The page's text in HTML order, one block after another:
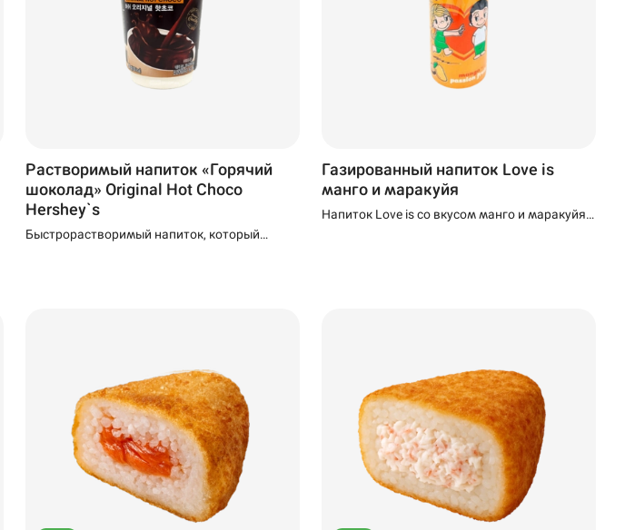
Растворимый напиток «Горячий
шоколад» Original Hot Choco
Hershey`s
Быстрорастворимый напиток, который
Газированный напиток Love is
манго и маракуйя
Напиток Love is со вкусом манго и маракуйя